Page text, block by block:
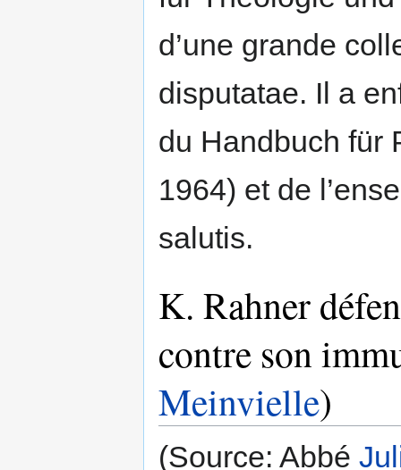
d’une grande
disputatae. Il a
du Handbuch für
1964) et de
salutis.
K. Rahner
contre son
Meinvielle)
(Source: Abbé